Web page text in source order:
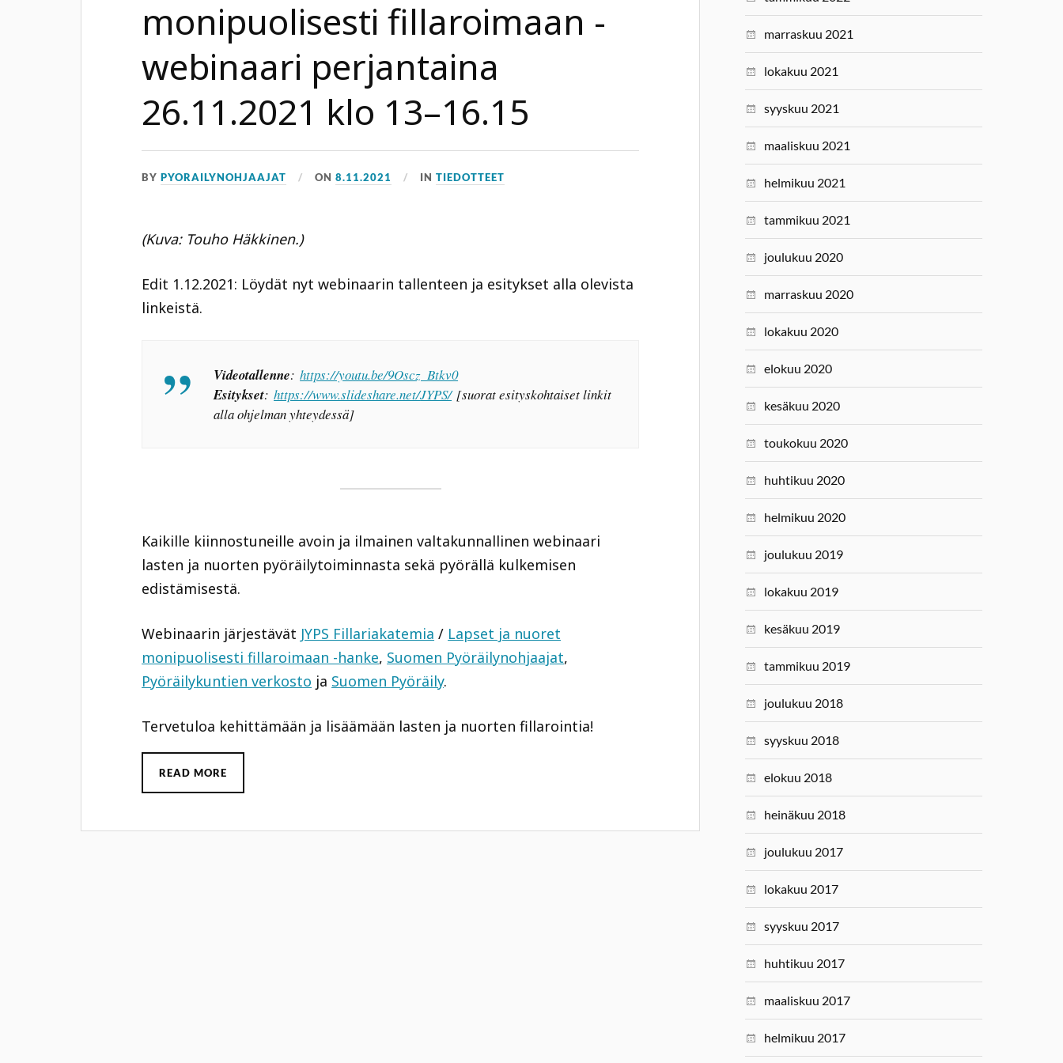
monipuolisesti fillaroimaan -
webinaari perjantaina
26.11.2021 klo 13–16.15
BYPYORAILYNOHJAAJAT ON8.11.2021 INTIEDOTTEET
(Kuva: Touho Häkkinen.)
Edit 1.12.2021: Löydät nyt webinaarin tallenteen ja esitykset alla olevista
linkeistä.
Videotallenne:https://youtu.be/9Oscz_Btkv0
Esitykset:https://www.slideshare.net/JYPS/[suorat esityskohtaiset linkit
alla ohjelman yhteydessä]
Kaikille kiinnostuneille avoin ja ilmainen valtakunnallinen webinaari
lasten ja nuorten pyöräilytoiminnasta sekä pyörällä kulkemisen
edistämisestä.
Webinaarin järjestävät JYPS Fillariakatemia / Lapset ja nuoret
monipuolisesti fillaroimaan -hanke, Suomen Pyöräilynohjaajat,
Pyöräilykuntien verkosto ja Suomen Pyöräily.
Tervetuloa kehittämään ja lisäämään lasten ja nuorten fillarointia!
READ MORE
marraskuu 2021
lokakuu 2021
syyskuu 2021
maaliskuu 2021
helmikuu 2021
tammikuu 2021
joulukuu 2020
marraskuu 2020
lokakuu 2020
elokuu 2020
kesäkuu 2020
toukokuu 2020
huhtikuu 2020
helmikuu 2020
joulukuu 2019
lokakuu 2019
kesäkuu 2019
tammikuu 2019
joulukuu 2018
syyskuu 2018
elokuu 2018
heinäkuu 2018
joulukuu 2017
lokakuu 2017
syyskuu 2017
huhtikuu 2017
maaliskuu 2017
helmikuu 2017